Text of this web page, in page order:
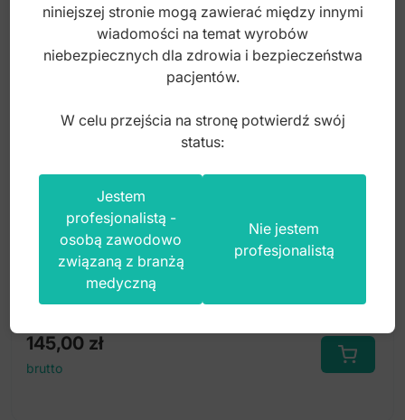
Kleszcze ekstrakcyjne anatomiczne do
zębów mądrości dolnych fig. 79
Index: DE.820.790
145,00 zł
brutto
niniejszej stronie mogą zawierać między innymi
wiadomości na temat wyrobów
niebezpiecznych dla zdrowia i bezpieczeństwa
pacjentów.
W celu przejścia na stronę potwierdź swój
status:
Jestem
profesjonalistą -
osobą zawodowo
związaną z branżą
medyczną
Nie jestem
profesjonalistą